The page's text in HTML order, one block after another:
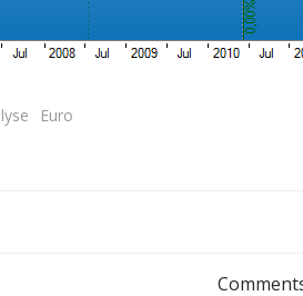
Euro